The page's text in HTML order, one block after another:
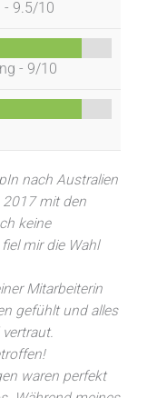
- 9.5/10
- 9/10
nach Australien
2017 mit den
keine
mir die Wahl
Mitarbeiterin
gefühlt und alles
waren perfekt